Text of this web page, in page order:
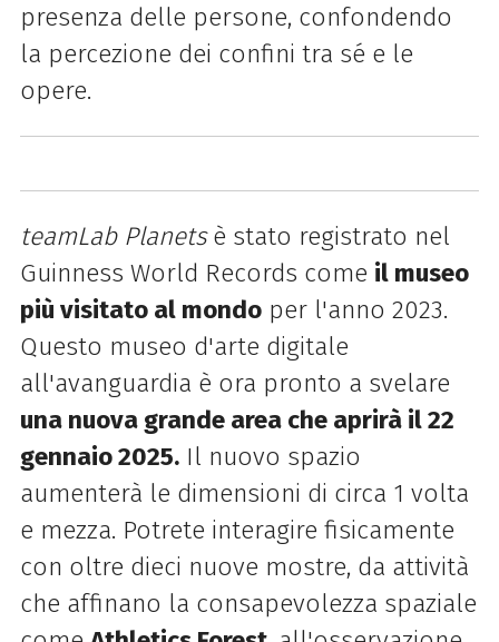
presenza delle persone, confondendo
la percezione dei confini tra sé e le
opere.
teamLab Planetsè stato registrato nel
Guinness World Records come il museo
più visitato al mondoper l'anno 2023.
Questo museo d'arte digitale
all'avanguardia è ora pronto a svelare
una nuova grande area che aprirà il 22
gennaio 2025.Il nuovo spazio
aumenterà le dimensioni di circa 1 volta
e mezza. Potrete interagire fisicamente
con oltre dieci nuove mostre, da attività
che affinano la consapevolezza spaziale